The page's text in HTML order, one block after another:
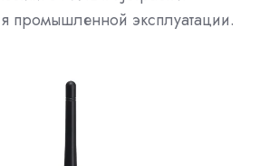
промышленной эксплуатации.